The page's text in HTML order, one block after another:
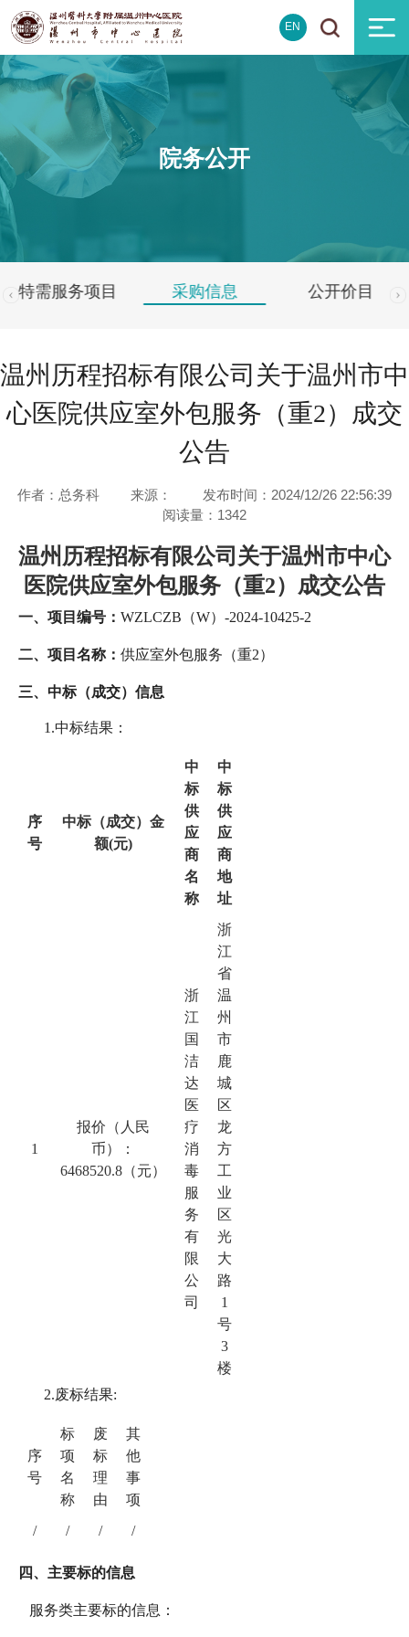
EN
院务公开
特需服务项目 采购信息 公开价目
温州历程招标有限公司关于温州市中
心医院供应室外包服务（重2）成交
公告
作者：总务科 来源：
发布时间：2024/12/26 22:56:39
阅读量： 1342
温州历程招标有限公司关于温州市中心
医院供应室外包服务（重2）成交公告
一、项目编号： WZLCZB（W）-2024-10425-2
二、项目名称： 供应室外包服务（重2）
三、中标（成交）信息
1.中标结果：
序
号
中标（成交）金
额(元)
中
标
供
应
商
名
称
中
标
供
应
商
地
址
1
报价（人民
币）：
6468520.8（元）
浙
江
国
洁
达
医
疗
消
毒
服
务
有
限
公
司
浙
江
省
温
州
市
鹿
城
区
龙
方
工
业
区
光
大
路
1
号
3
楼
2.废标结果:
序
号
标
项
名
称
废
标
理
由
其
他
事
项
/
/ / /
四、主要标的信息
服务类主要标的信息：